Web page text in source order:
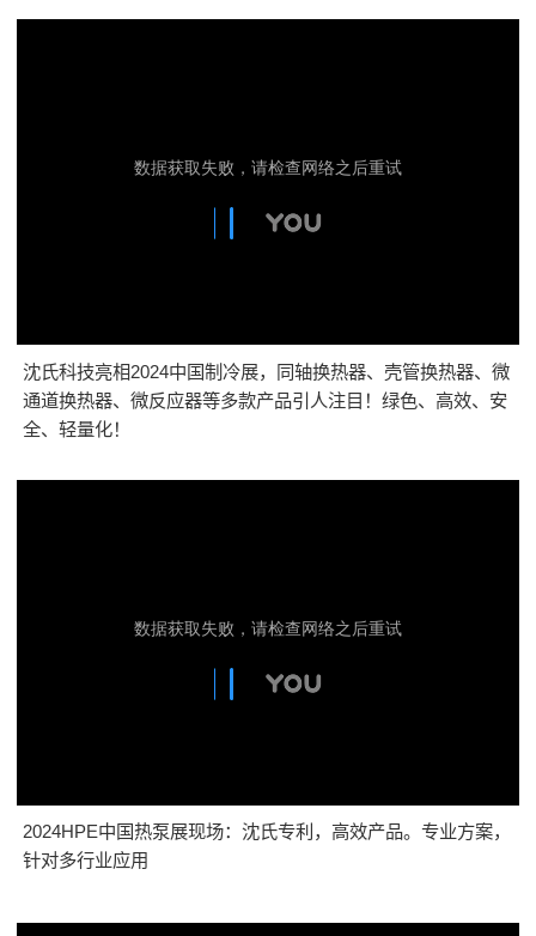
沈氏科技亮相2024中国制冷展，同轴换热器、壳管换热器、微
通道换热器、微反应器等多款产品引人注目！绿色、高效、安
全、轻量化！
2024HPE中国热泵展现场：沈氏专利，高效产品。专业方案，
针对多行业应用